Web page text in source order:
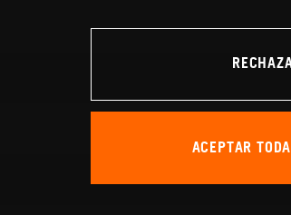
ACEPTAR